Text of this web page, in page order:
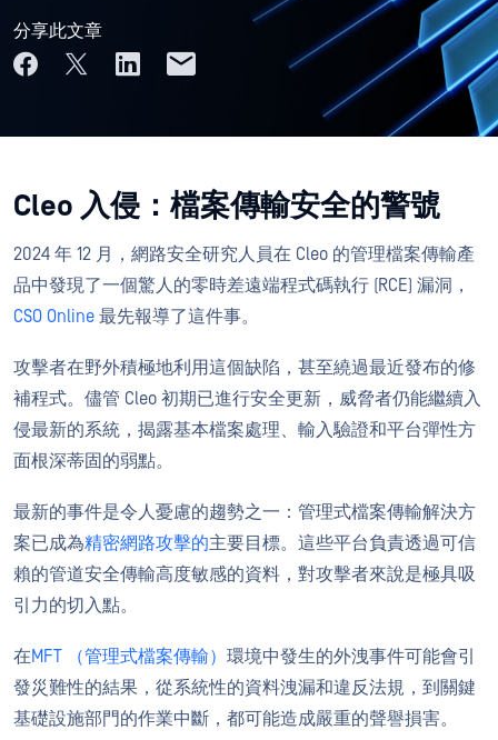
分享此文章
Cleo 入侵：檔案傳輸安全的警號
2024 年 12 月，網路安全研究人員在 Cleo 的管理檔案傳輸產
品中發現了一個驚人的零時差遠端程式碼執行 (RCE) 漏洞，
CSO Online 最先報導了這件事。
攻擊者在野外積極地利用這個缺陷，甚至繞過最近發布的修
補程式。儘管 Cleo 初期已進行安全更新，威脅者仍能繼續入
侵最新的系統，揭露基本檔案處理、輸入驗證和平台彈性方
面根深蒂固的弱點。
最新的事件是令人憂慮的趨勢之一：管理式檔案傳輸解決方
案已成為精密網路攻擊的主要目標。這些平台負責透過可信
賴的管道安全傳輸高度敏感的資料，對攻擊者來說是極具吸
引力的切入點。
在MFT （管理式檔案傳輸） 環境中發生的外洩事件可能會引
發災難性的結果，從系統性的資料洩漏和違反法規，到關鍵
基礎設施部門的作業中斷，都可能造成嚴重的聲譽損害。